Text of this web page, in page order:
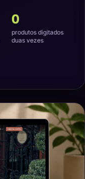
0
produtos digitados
duas vezes